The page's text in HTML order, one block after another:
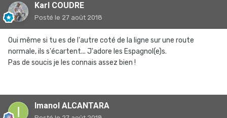
Karl COUDRE
Posté le 27 août 2018
Oui même si tu es de l'autre coté de la ligne sur une route
normale, ils s'écartent... J'adore les Espagnol(e)s.
Pas de soucis je les connais assez bien !
Imanol ALCANTARA